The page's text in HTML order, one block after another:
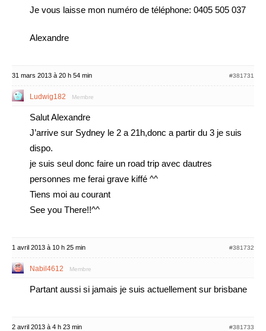
Je vous laisse mon numéro de téléphone: 0405 505 037
Alexandre
31 mars 2013 à 20 h 54 min #381731
Ludwig182 Membre
Salut Alexandre
J’arrive sur Sydney le 2 a 21h,donc a partir du 3 je suis
dispo.
je suis seul donc faire un road trip avec dautres
personnes me ferai grave kiffé ^^
Tiens moi au courant
See you There!!^^
1 avril 2013 à 10 h 25 min #381732
Nabil4612 Membre
Partant aussi si jamais je suis actuellement sur brisbane
2 avril 2013 à 4 h 23 min #381733